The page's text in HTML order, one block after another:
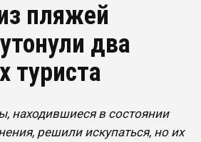
пляжей
два
туриста
находившиеся в состоянии
решили искупаться, но их